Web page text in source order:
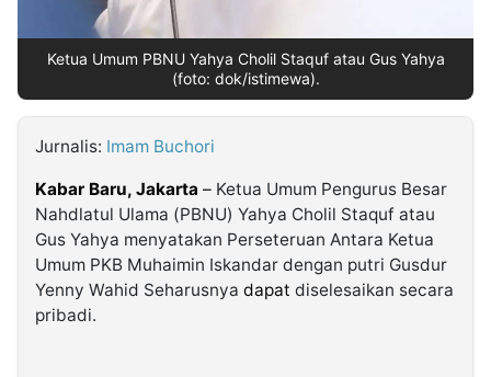
Kabarbaru.co
2026
Ketua Umum PBNU Yahya Cholil Staquf atau Gus Yahya
(foto: dok/istimewa).
Jurnalis: Imam Buchori
Kabar Baru, Jakarta – Ketua Umum Pengurus Besar
Nahdlatul Ulama (PBNU) Yahya Cholil Staquf atau
Gus Yahya menyatakan Perseteruan Antara Ketua
Umum PKB Muhaimin Iskandar dengan putri Gusdur
Yenny Wahid Seharusnya dapat diselesaikan secara
pribadi.